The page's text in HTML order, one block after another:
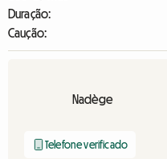
Duração:
Caução:
Nadège
Telefone verificado